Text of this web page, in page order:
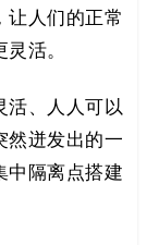
让人们的正常
活。
活、人人可以
然迸发出的一
中隔离点搭建